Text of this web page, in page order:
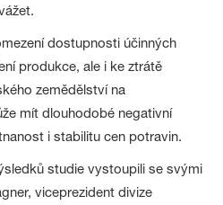
dostupnosti účinných
produkce, ale i ke ztrátě
zemědělství na
mít dlouhodobé negativní
i stabilitu cen potravin.
studie vystoupili se svými
viceprezident divize